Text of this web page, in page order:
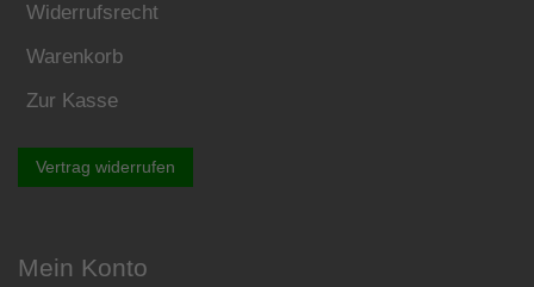
Widerrufsrecht
Warenkorb
Zur Kasse
Vertrag widerrufen
Mein Konto